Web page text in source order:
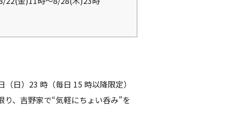
日）23 時（毎日 15 時以降限定）
、吉野家で“気軽にちょい呑み”を